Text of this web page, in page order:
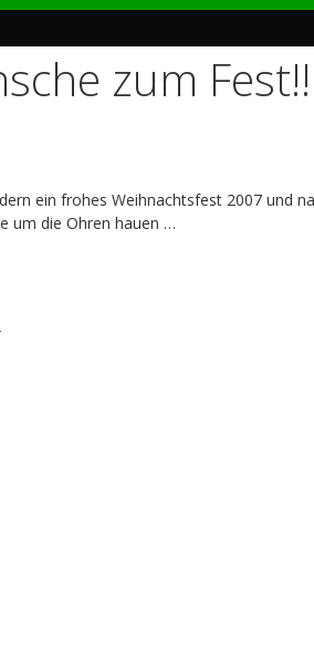
zum
ein frohes Weihnachtsfest 2007 und
um die Ohren hauen …